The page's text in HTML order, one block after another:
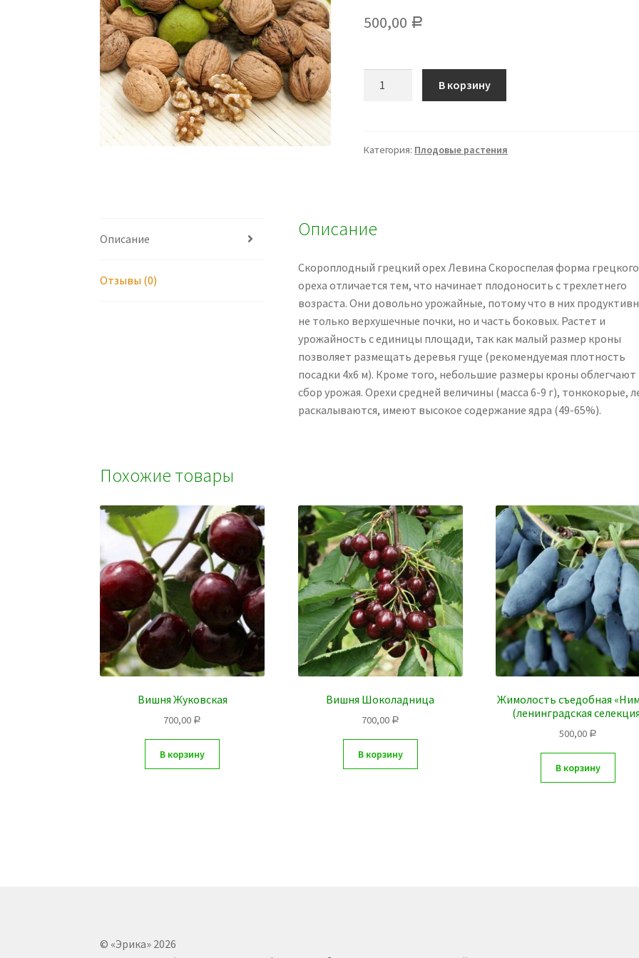
500,00 Р
Левина
В корзину
Категория: Плодовые растения
Описание
Отзывы (0)
Описание
Скороплодный грецкий орех Левина Скороспелая форма грецкого
ореха отличается тем, что начинает плодоносить с трехлетнего
возраста. Они довольно урожайные, потому что в них
не только верхушечные почки, но и часть боковых. Растет и
урожайность с единицы площади, так как малый размер кроны
позволяет размещать деревья гуще (рекомендуемая плотность
посадки 4х6 м). Кроме того, небольшие размеры кроны облегчают
сбор урожая. Орехи средней величины (масса 6-9 г), тонкокорые,
раскалываются, имеют высокое содержание ядра (49-65%).
Похожие товары
Вишня Жуковская
700,00 Р
В корзину
Вишня Шоколадница
700,00 Р
В корзину
Жимолость съедобная
(ленинградская
500,00 Р
В корзину
© «Эрика» 2026